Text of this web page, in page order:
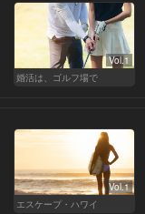
Vol.1
婚活は、ゴルフ場で
Vol.1
エスケープ・ハワイ